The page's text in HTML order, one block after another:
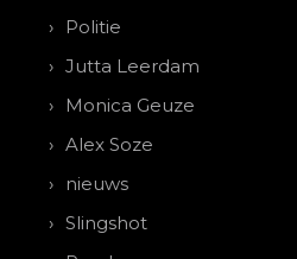
Politie
Jutta Leerdam
Monica Geuze
Alex Soze
nieuws
Slingshot